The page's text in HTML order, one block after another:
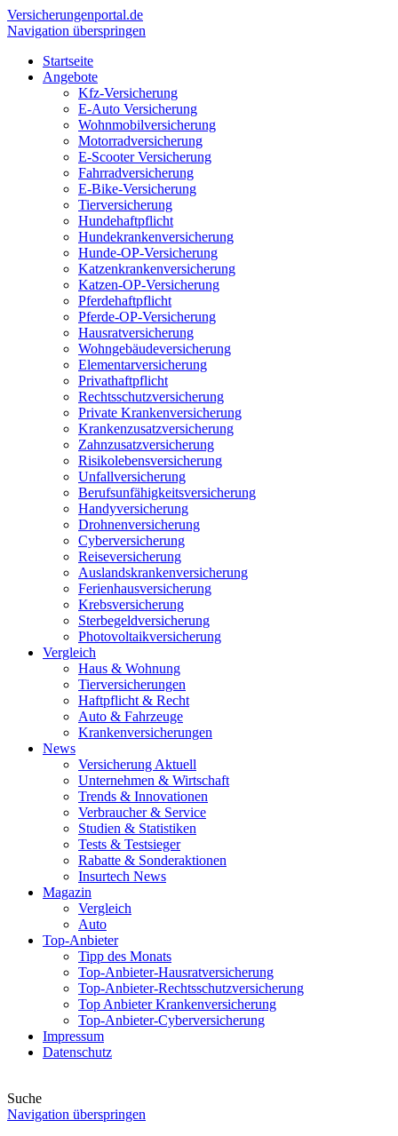
Versicherungenportal.de
Navigation überspringen
Startseite
Angebote
Kfz-Versicherung
E-Auto Versicherung
Wohnmobilversicherung
Motorradversicherung
E-Scooter Versicherung
Fahrradversicherung
E-Bike-Versicherung
Tierversicherung
Hundehaftpflicht
Hundekrankenversicherung
Hunde-OP-Versicherung
Katzenkrankenversicherung
Katzen-OP-Versicherung
Pferdehaftpflicht
Pferde-OP-Versicherung
Hausratversicherung
Wohngebäudeversicherung
Elementarversicherung
Privathaftpflicht
Rechtsschutzversicherung
Private Krankenversicherung
Krankenzusatzversicherung
Zahnzusatzversicherung
Risikolebensversicherung
Unfallversicherung
Berufsunfähigkeitsversicherung
Handyversicherung
Drohnenversicherung
Cyberversicherung
Reiseversicherung
Auslandskrankenversicherung
Ferienhausversicherung
Krebsversicherung
Sterbegeldversicherung
Photovoltaikversicherung
Vergleich
Haus & Wohnung
Tierversicherungen
Haftpflicht & Recht
Auto & Fahrzeuge
Krankenversicherungen
News
Versicherung Aktuell
Unternehmen & Wirtschaft
Trends & Innovationen
Verbraucher & Service
Studien & Statistiken
Tests & Testsieger
Rabatte & Sonderaktionen
Insurtech News
Magazin
Vergleich
Auto
Top-Anbieter
Tipp des Monats
Top-Anbieter-Hausratversicherung
Top-Anbieter-Rechtsschutzversicherung
Top Anbieter Krankenversicherung
Top-Anbieter-Cyberversicherung
Impressum
Datenschutz
Suche
Navigation überspringen